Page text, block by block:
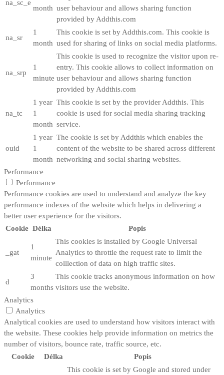
na_sc_e
month user behaviour and allows sharing function
provided by Addthis.com
na_sr
1
month
This cookie is set by Addthis.com. This cookie is
used for sharing of links on social media platforms.
na_srp
1
minute
This cookie is used to recognize the visitor upon re-
entry. This cookie allows to collect information on
user behaviour and allows sharing function
provided by Addthis.com
na_tc
1 year
1
month
This cookie is set by the provider Addthis. This
cookie is used for social media sharing tracking
service.
ouid
1 year
1
month
The cookie is set by Addthis which enables the
content of the website to be shared across different
networking and social sharing websites.
Performance
Performance
Performance cookies are used to understand and analyze the key
performance indexes of the website which helps in delivering a
better user experience for the visitors.
Cookie Délka Popis
_gat
1
minute
This cookies is installed by Google Universal
Analytics to throttle the request rate to limit the
colllection of data on high traffic sites.
d
3
months
This cookie tracks anonymous information on how
visitors use the website.
Analytics
Analytics
Analytical cookies are used to understand how visitors interact with
the website. These cookies help provide information on metrics the
number of visitors, bounce rate, traffic source, etc.
Cookie
Délka Popis
This cookie is set by Google and stored under